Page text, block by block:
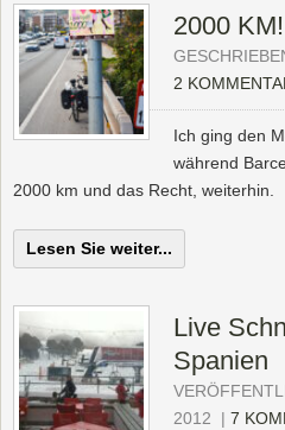
2000 KM!
2
Ich ging den
während
2000 km und das Recht, weiterhin.
Lesen Sie weiter...
Live
Spanien
2012
| 7